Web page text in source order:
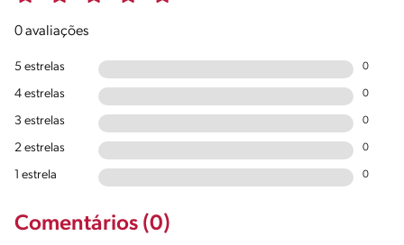
0 avaliações
5 estrelas 0
4 estrelas 0
3 estrelas 0
2 estrelas 0
1 estrela 0
Comentários (0)